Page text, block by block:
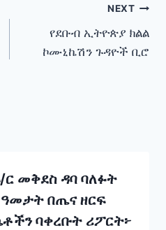
NEXT
የደቡብ ኢትዮጵያ ክልል
ኮሙኒኬሽን ጉዳዮች ቢሮ
መቅደስ ዳባ ባለፉት
በጤና ዘርፍ
ባቀረቡት ሪፖርት፦